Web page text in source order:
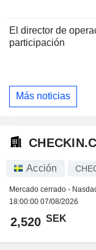
El director de
participación
Más noticias
Acción
Mercado cerrado -
18:00:00 07/08/2026
2,520 SEK